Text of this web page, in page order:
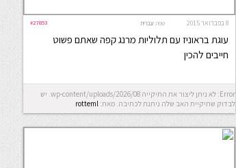
8 בפברואר 2015 #27853 שפה: עברית
עוגת בראוניז עם תלוליות מרנג קפה שאתם פשוט
חייבים להכין
Error: לא ניתן ליצור את התיקייה wp-content/uploads/2026/08. יש
לבדוק שתיקיית האב שלה ניתנת לכתיבה. מאת: rotteml